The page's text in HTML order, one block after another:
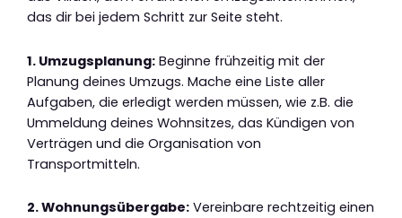
das dir bei jedem Schritt zur Seite steht.
1. Umzugsplanung: Beginne frühzeitig mit der
Planung deines Umzugs. Mache eine Liste aller
Aufgaben, die erledigt werden müssen, wie z.B. die
Ummeldung deines Wohnsitzes, das Kündigen von
Verträgen und die Organisation von
Transportmitteln.
2. Wohnungsübergabe: Vereinbare rechtzeitig einen